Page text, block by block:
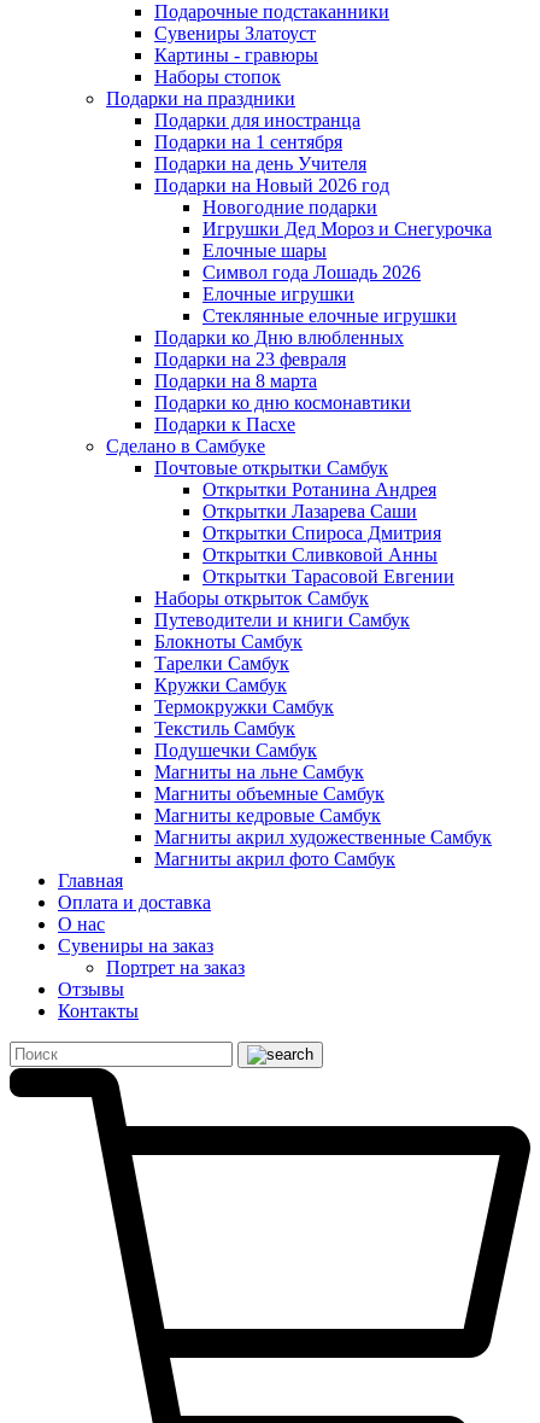
Подарочные подстаканники
Сувениры Златоуст
Картины - гравюры
Наборы стопок
Подарки на праздники
Подарки для иностранца
Подарки на 1 сентября
Подарки на день Учителя
Подарки на Новый 2026 год
Новогодние подарки
Игрушки Дед Мороз и Снегурочка
Елочные шары
Символ года Лошадь 2026
Елочные игрушки
Стеклянные елочные игрушки
Подарки ко Дню влюбленных
Подарки на 23 февраля
Подарки на 8 марта
Подарки ко дню космонавтики
Подарки к Пасхе
Сделано в Самбуке
Почтовые открытки Самбук
Открытки Ротанина Андрея
Открытки Лазарева Саши
Открытки Спироса Дмитрия
Открытки Сливковой Анны
Открытки Тарасовой Евгении
Наборы открыток Самбук
Путеводители и книги Самбук
Блокноты Самбук
Тарелки Самбук
Кружки Самбук
Термокружки Самбук
Текстиль Самбук
Подушечки Самбук
Магниты на льне Самбук
Магниты объемные Самбук
Магниты кедровые Самбук
Магниты акрил художественные Самбук
Магниты акрил фото Самбук
Главная
Оплата и доставка
О нас
Сувениры на заказ
Портрет на заказ
Отзывы
Контакты